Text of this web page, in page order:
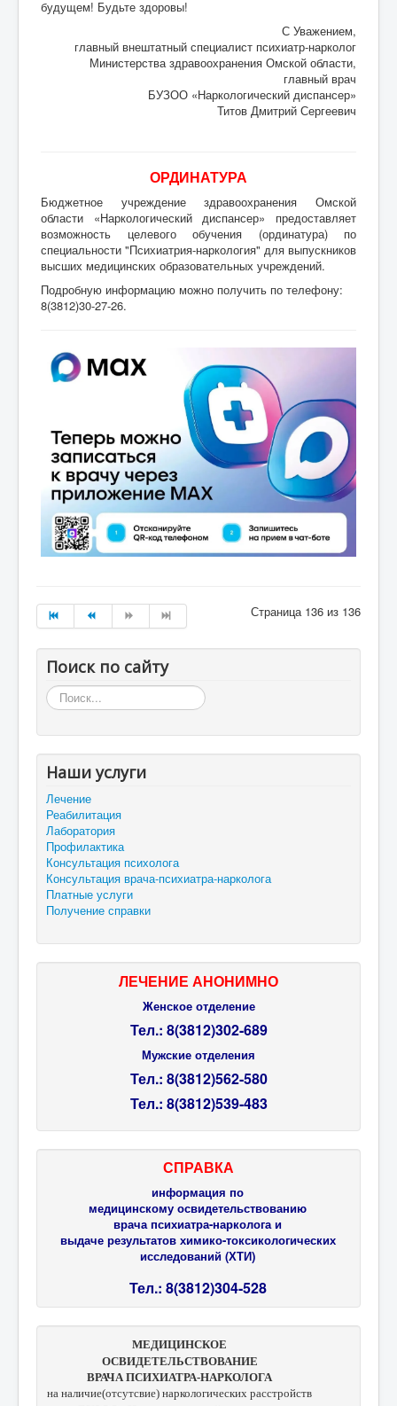
будущем! Будьте здоровы!
С Уважением,
главный внештатный специалист психиатр-нарколог
Министерства здравоохранения Омской области,
главный врач
БУЗОО «Наркологический диспансер»
Титов Дмитрий Сергеевич
ОРДИНАТУРА
Бюджетное учреждение здравоохранения Омской
области «Наркологический диспансер» предоставляет
возможность целевого обучения (ординатура) по
специальности "Психиатрия-наркология" для выпускников
высших медицинских образовательных учреждений.
Подробную информацию можно получить по телефону:
8(3812)30-27-26.
Страница 136 из 136
Поиск по сайту
Искать...
Наши услуги
Лечение
Реабилитация
Лаборатория
Профилактика
Консультация психолога
Консультация врача-психиатра-нарколога
Платные услуги
Получение справки
ЛЕЧЕНИЕ АНОНИМНО
Женское отделение
Тел.: 8(3812)302-689
Мужские отделения
Тел.: 8(3812)562-580
Тел.: 8(3812)539-483
СПРАВКА
информация по
медицинскому освидетельствованию
врача психиатра-нарколога и
выдаче результатов химико-токсикологических
исследований (ХТИ)
Тел.: 8(3812)304-528
МЕДИЦИНСКОЕ
ОСВИДЕТЕЛЬСТВОВАНИЕ
ВРАЧА ПСИХИАТРА-НАРКОЛОГА
на наличие(отсутсвие) наркологических расстройств